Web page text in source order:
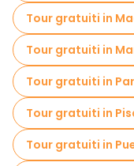
Tour gratuiti nelle
Tour gratuiti nelle
Tour gratuiti nelle
Tour gratuiti in
Tour gratuiti in
Tour gratuiti in
Tour gratuiti in
Tour gratuiti in